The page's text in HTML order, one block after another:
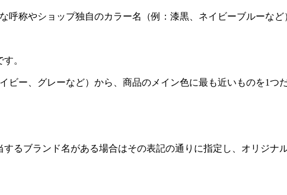
呼称やショップ独自のカラー名（例：漆黒、ネイビーブルーなど
。
ー、グレーなど）から、商品のメイン色に最も近いものを1つ
るブランド名がある場合はその表記の通りに指定し、オリジナ